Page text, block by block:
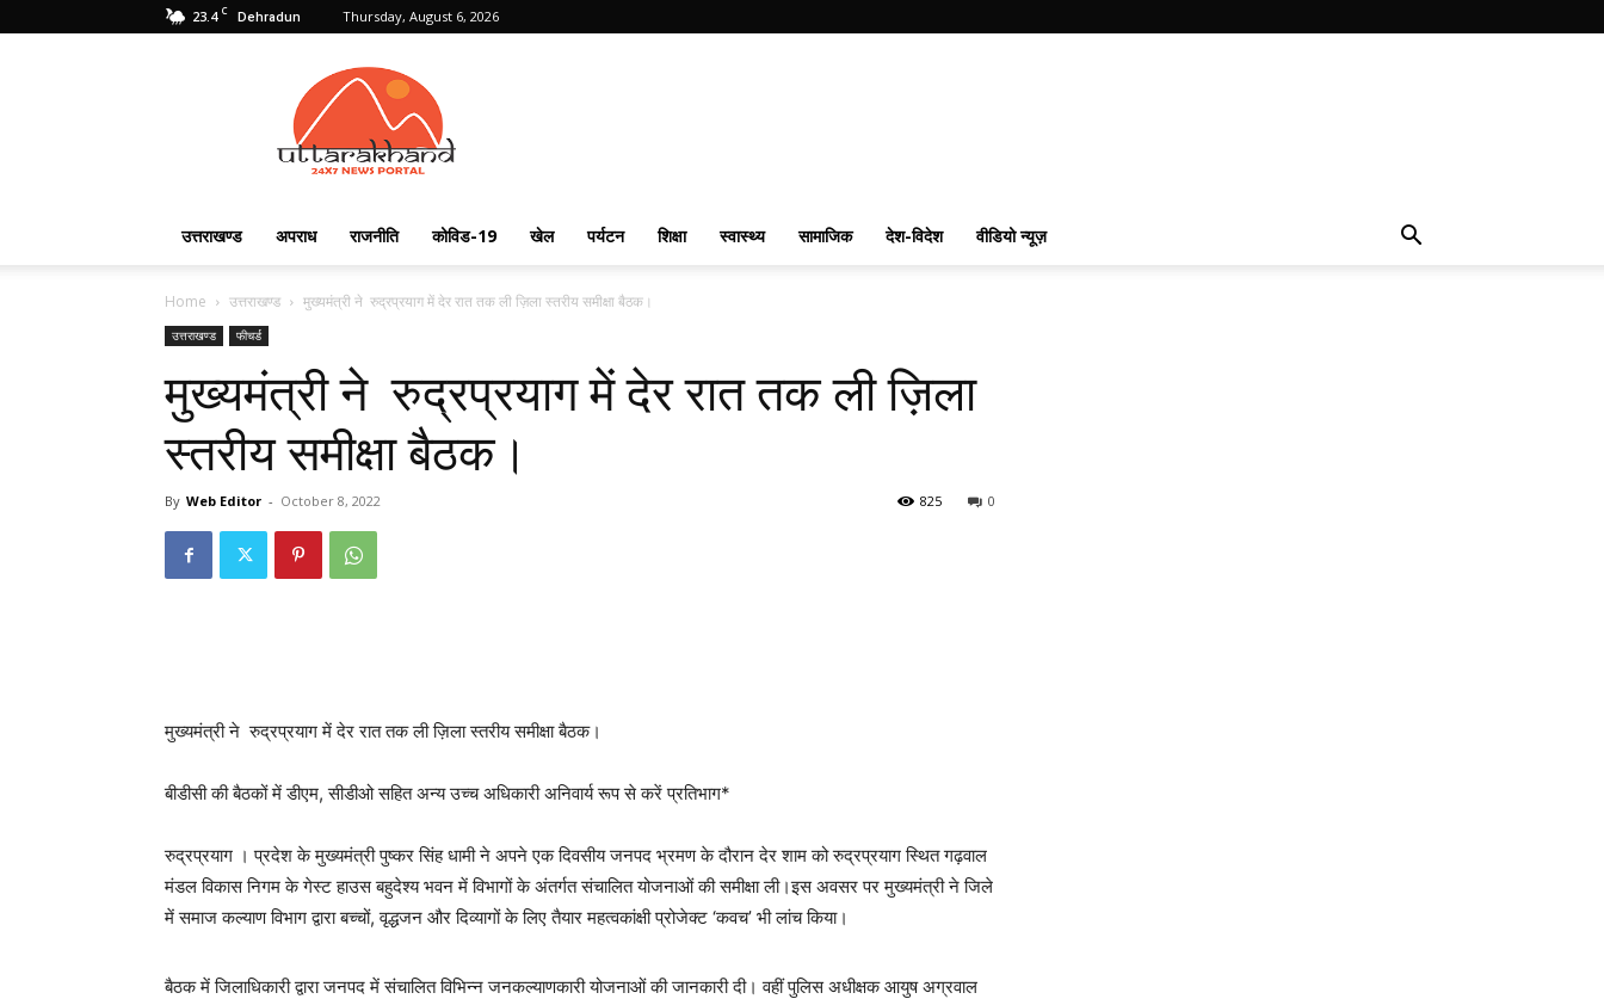
23.4 C Dehradun Thursday, August 6, 2026
Uttarakhand
24X7
उत्तराखण्ड अपराध राजनीति कोविड-19 खेल पर्यटन शिक्षा स्वास्थ्य सामाजिक देश-विदेश वीडियो न्यूज़
Home उत्तराखण्ड मुख्यमंत्री ने रुद्रप्रयाग में देर रात तक ली ज़िला स्तरीय समीक्षा बैठक।
उत्तराखण्ड फीचर्ड
मुख्यमंत्री ने रुद्रप्रयाग में देर रात तक ली ज़िला
स्तरीय समीक्षा बैठक।
By Web Editor - October 8, 2022 0
825
मुख्यमंत्री ने रुद्रप्रयाग में देर रात तक ली ज़िला स्तरीय समीक्षा बैठक।
बीडीसी की बैठकों में डीएम, सीडीओ सहित अन्य उच्च अधिकारी अनिवार्य रूप से करें प्रतिभाग*
रुद्रप्रयाग । प्रदेश के मुख्यमंत्री पुष्कर सिंह धामी ने अपने एक दिवसीय जनपद भ्रमण के दौरान देर शाम को रुद्रप्रयाग स्थित गढ़वाल
मंडल विकास निगम के गेस्ट हाउस बहुदेश्य भवन में विभागों के अंतर्गत संचालित योजनाओं की समीक्षा ली।इस अवसर पर मुख्यमंत्री ने जिले
में समाज कल्याण विभाग द्वारा बच्चों, वृद्धजन और दिव्यागों के लिए तैयार महत्वकांक्षी प्रोजेक्ट ‘कवच’ भी लांच किया।
बैठक में जिलाधिकारी द्वारा जनपद में संचालित विभिन्न जनकल्याणकारी योजनाओं की जानकारी दी। वहीं पुलिस अधीक्षक आयुष अग्रवाल